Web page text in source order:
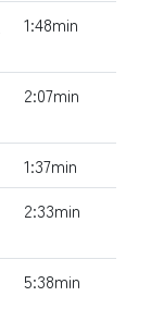
1:48min
2:07min
1:37min
2:33min
5:38min